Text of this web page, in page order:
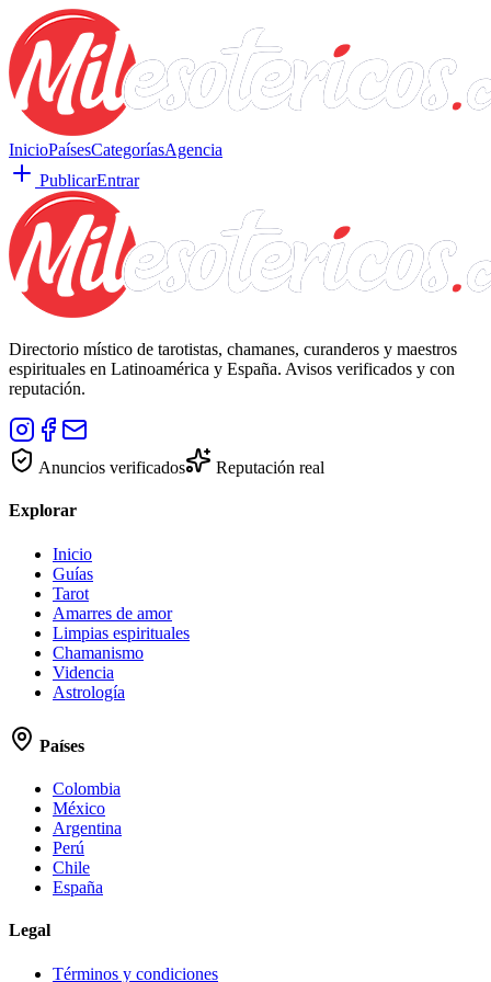
InicioPaísesCategoríasAgencia
PublicarEntrar
Directorio místico de tarotistas, chamanes, curanderos y maestros
espirituales en Latinoamérica y España. Avisos verificados y con
reputación.
Anuncios verificados Reputación real
Explorar
Inicio
Guías
Tarot
Amarres de amor
Limpias espirituales
Chamanismo
Videncia
Astrología
Países
Colombia
México
Argentina
Perú
Chile
España
Legal
Términos y condiciones